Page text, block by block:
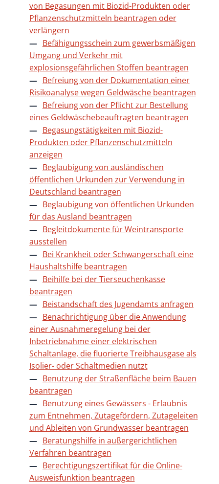
von Begasungen mit Biozid-Produkten oder
Pflanzenschutzmitteln beantragen oder
verlängern
Befähigungsschein zum gewerbsmäßigen
Umgang und Verkehr mit
explosionsgefährlichen Stoffen beantragen
Befreiung von der Dokumentation einer
Risikoanalyse wegen Geldwäsche beantragen
Befreiung von der Pflicht zur Bestellung
eines Geldwäschebeauftragten beantragen
Begasungstätigkeiten mit Biozid-
Produkten oder Pflanzenschutzmitteln
anzeigen
Beglaubigung von ausländischen
öffentlichen Urkunden zur Verwendung in
Deutschland beantragen
Beglaubigung von öffentlichen Urkunden
für das Ausland beantragen
Begleitdokumente für Weintransporte
ausstellen
Bei Krankheit oder Schwangerschaft eine
Haushaltshilfe beantragen
Beihilfe bei der Tierseuchenkasse
beantragen
Beistandschaft des Jugendamts anfragen
Benachrichtigung über die Anwendung
einer Ausnahmeregelung bei der
Inbetriebnahme einer elektrischen
Schaltanlage, die fluorierte Treibhausgase als
Isolier- oder Schaltmedien nutzt
Benutzung der Straßenfläche beim Bauen
beantragen
Benutzung eines Gewässers - Erlaubnis
zum Entnehmen, Zutagefördern, Zutageleiten
und Ableiten von Grundwasser beantragen
Beratungshilfe in außergerichtlichen
Verfahren beantragen
Berechtigungszertifikat für die Online-
Ausweisfunktion beantragen